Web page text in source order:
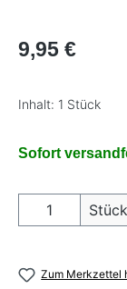
Regulärer Preis:
9,95 €
Inhalt: 1 Stück
Sofort
ProduktStück
Zum Merkzettel